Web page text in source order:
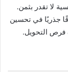
لا تقدر بثمن.
جذريًا في تحسين
فرص التحويل.